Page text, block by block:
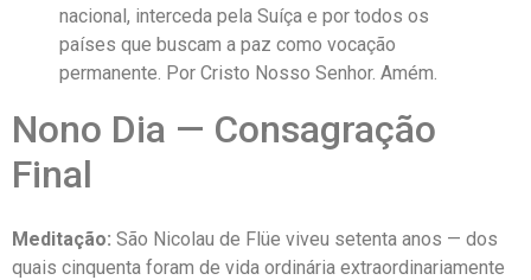
nacional, interceda pela Suíça e por todos os
países que buscam a paz como vocação
permanente. Por Cristo Nosso Senhor. Amém.
Nono Dia — Consagração
Final
Meditação: São Nicolau de Flüe viveu setenta anos — dos
quais cinquenta foram de vida ordinária extraordinariamente